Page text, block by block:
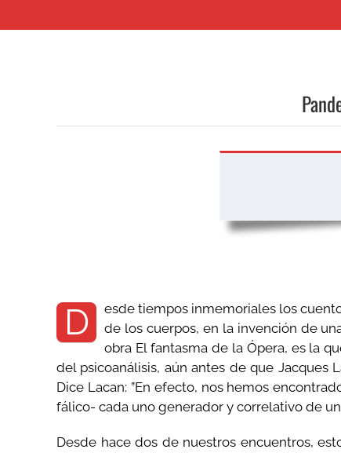
D
esde tiempos inmemoriales los
de los cuerpos, en la invención de
obra El fantasma de la Ópera, es la
del psicoanálisis, aún antes de que Jacques
Dice Lacan: ”En efecto, nos hemos
fálico- cada uno generador y correlativo de
Desde hace dos de nuestros encuentros,